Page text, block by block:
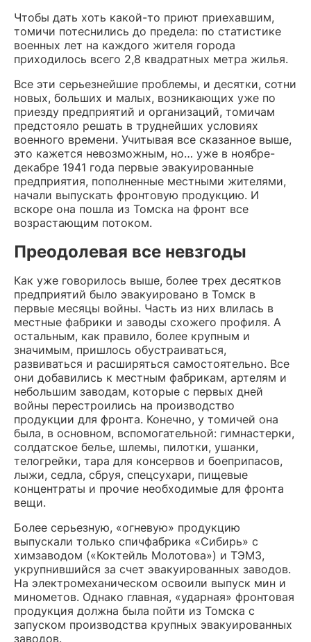
Чтобы дать хоть какой-то приют приехавшим,
томичи потеснились до предела: по статистике
военных лет на каждого жителя города
приходилось всего 2,8 квадратных метра жилья.
Все эти серьезнейшие проблемы, и десятки, сотни
новых, больших и малых, возникающих уже по
приезду предприятий и организаций, томичам
предстояло решать в труднейших условиях
военного времени. Учитывая все сказанное выше,
это кажется невозможным, но… уже в ноябре-
декабре 1941 года первые эвакуированные
предприятия, пополненные местными жителями,
начали выпускать фронтовую продукцию. И
вскоре она пошла из Томска на фронт все
возрастающим потоком.
Преодолевая все невзгоды
Как уже говорилось выше, более трех десятков
предприятий было эвакуировано в Томск в
первые месяцы войны. Часть из них влилась в
местные фабрики и заводы схожего профиля. А
остальным, как правило, более крупным и
значимым, пришлось обустраиваться,
развиваться и расширяться самостоятельно. Все
они добавились к местным фабрикам, артелям и
небольшим заводам, которые с первых дней
войны перестроились на производство
продукции для фронта. Конечно, у томичей она
была, в основном, вспомогательной: гимнастерки,
солдатское белье, шлемы, пилотки, ушанки,
телогрейки, тара для консервов и боеприпасов,
лыжи, седла, сбруя, спецсухари, пищевые
концентраты и прочие необходимые для фронта
вещи.
Более серьезную, «огневую» продукцию
выпускали только спичфабрика «Сибирь» с
химзаводом («Коктейль Молотова») и ТЭМЗ,
укрупнившийся за счет эвакуированных заводов.
На электромеханическом освоили выпуск мин и
минометов. Однако главная, «ударная» фронтовая
продукция должна была пойти из Томска с
запуском производства крупных эвакуированных
заводов.